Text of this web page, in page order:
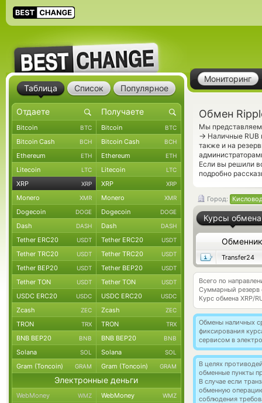
Мониторинг
Обмен
Мы представляем
→ Наличные RUB
также и на
Если вы решили
подробно
Город:
Курсы обмена
Обменник
Transfer24
Всего по
Суммарный резерв
Курс обмена XRP/
Обмены наличных
фиксирования
сервисом в
В целях
обменные пункты
В случае если
обменную
соблюдения
Таблица Список Популярное
Bitcoin BTC Bitcoin BTC
Bitcoin Cash BCH Bitcoin Cash BCH
Ethereum ETH Ethereum ETH
Litecoin LTC Litecoin LTC
XRP XRP XRP XRP
Monero XMR Monero XMR
Dogecoin DOGE Dogecoin DOGE
Dash DASH Dash DASH
Tether ERC20 USDT Tether ERC20 USDT
Tether TRC20 USDT Tether TRC20 USDT
Tether BEP20 USDT Tether BEP20 USDT
Tether TON USDT Tether TON USDT
USDC ERC20 USDC USDC ERC20 USDC
Zcash ZEC Zcash ZEC
TRON TRX TRON TRX
BNB BEP20 BNB BNB BEP20 BNB
Solana SOL Solana SOL
Gram (Toncoin) GRAM Gram (Toncoin) GRAM
Электронные деньги
WebMoney WMZ WebMoney WMZ